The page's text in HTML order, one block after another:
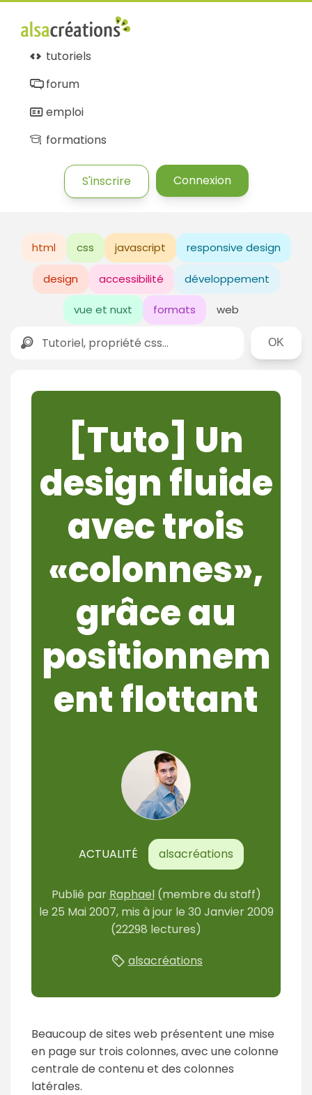
tutoriels
forum
emploi
formations
S'inscrire Connexion
html css javascript responsive design
design accessibilité développement
vue et nuxt formats web
Rechercher
[Tuto] Un
design fluide
avec trois
«colonnes»,
grâce au
positionnem
ent flottant
ACTUALITÉ alsacréations
Publié par Raphael (membre du staff)
le 25 Mai 2007, mis à jour le 30 Janvier 2009
(22298 lectures)
alsacréations
Beaucoup de sites web présentent une mise
en page sur trois colonnes, avec une colonne
centrale de contenu et des colonnes
latérales.